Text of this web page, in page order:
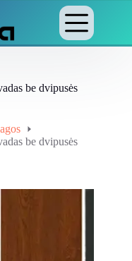
be dvipusės
be dvipusės